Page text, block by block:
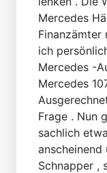
Mercedes
Finanzämter
ich
Mercedes -
Mercedes
Frage . Nun
sachlich
Schnapper ,